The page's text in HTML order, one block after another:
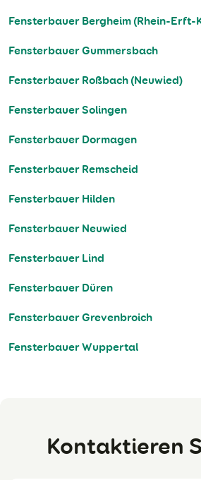
Fensterbauer Bergheim (Rhein-Erft-
Fensterbauer Gummersbach
Fensterbauer Roßbach (Neuwied)
Fensterbauer Solingen
Fensterbauer Dormagen
Fensterbauer Remscheid
Fensterbauer Hilden
Fensterbauer Neuwied
Fensterbauer Lind
Fensterbauer Düren
Fensterbauer Grevenbroich
Fensterbauer Wuppertal
Kontaktieren